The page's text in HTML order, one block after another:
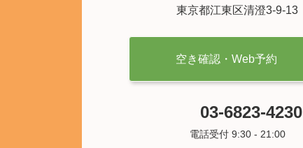
東京都江東区清澄3-9-13
空き確認・Web予約
03-6823-4230
電話受付 9:30 - 21:00